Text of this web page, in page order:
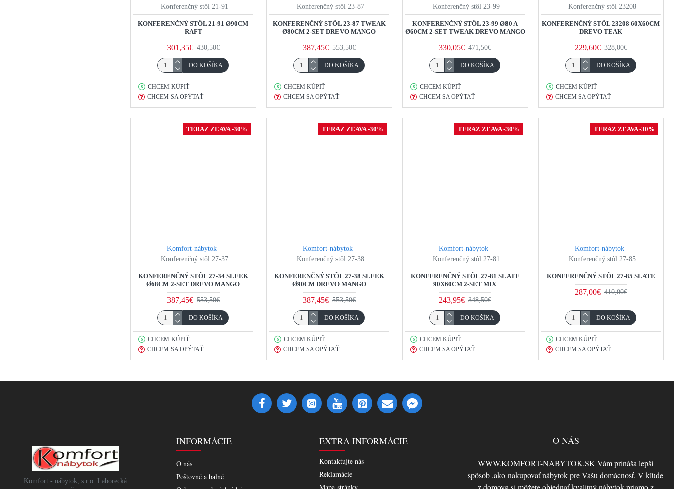
Konferenčný stôl 21-91
KONFERENČNÝ STÔL 21-91 Ø90CM
RAFT
301,35€ 430,50€
DO KOŠÍKA
CHCEM KÚPIŤ
CHCEM SA OPÝTAŤ
Konferenčný stôl 23-87
KONFERENČNÝ STÔL 23-87 TWEAK
Ø80CM 2-SET DREVO MANGO
387,45€ 553,50€
DO KOŠÍKA
CHCEM KÚPIŤ
CHCEM SA OPÝTAŤ
Konferenčný stôl 23-99
KONFERENČNÝ STÔL 23-99 Ø80 A
Ø60CM 2-SET TWEAK DREVO MANGO
330,05€ 471,50€
DO KOŠÍKA
CHCEM KÚPIŤ
CHCEM SA OPÝTAŤ
Konferenčný stôl 23208
KONFERENČNÝ STÔL 23208 60X60CM
DREVO TEAK
229,60€ 328,00€
DO KOŠÍKA
CHCEM KÚPIŤ
CHCEM SA OPÝTAŤ
TERAZ ZĽAVA -30%
Komfort-nábytok
Konferenčný stôl 27-37
KONFERENČNÝ STÔL 27-34 SLEEK
Ø68CM 2-SET DREVO MANGO
387,45€ 553,50€
DO KOŠÍKA
CHCEM KÚPIŤ
CHCEM SA OPÝTAŤ
TERAZ ZĽAVA -30%
Komfort-nábytok
Konferenčný stôl 27-38
KONFERENČNÝ STÔL 27-38 SLEEK
Ø90CM DREVO MANGO
387,45€ 553,50€
DO KOŠÍKA
CHCEM KÚPIŤ
CHCEM SA OPÝTAŤ
TERAZ ZĽAVA -30%
Komfort-nábytok
Konferenčný stôl 27-81
KONFERENČNÝ STÔL 27-81 SLATE
90X60CM 2-SET MIX
243,95€ 348,50€
DO KOŠÍKA
CHCEM KÚPIŤ
CHCEM SA OPÝTAŤ
TERAZ ZĽAVA -30%
Komfort-nábytok
Konferenčný stôl 27-85
KONFERENČNÝ STÔL 27-85 SLATE
287,00€ 410,00€
DO KOŠÍKA
CHCEM KÚPIŤ
CHCEM SA OPÝTAŤ
Komfort - nábytok, s.r.o. Laborecká
INFORMÁCIE
O nás
Poštovné a balné
EXTRA INFORMÁCIE
Kontaktujte nás
Reklamácie
O NÁS
WWW.KOMFORT-NABYTOK.SK Vám prináša lepší
spôsob ,ako nakupovať nábytok pre Vašu domácnosť. V kľude